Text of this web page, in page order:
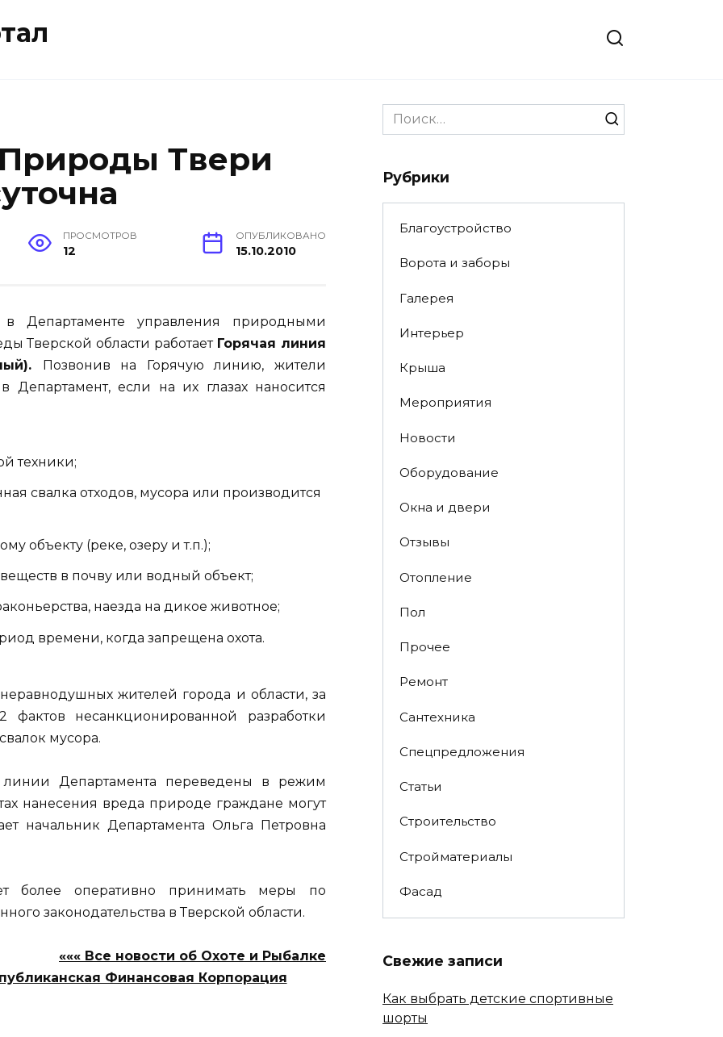
Твери
ПРОСМОТРОВ
12
ОПУБЛИКОВАНО
15.10.2010
Департаменте управления природными
Тверской области работает Горячая линия
Позвонив на Горячую линию, жители
Департамент, если на их глазах наносится
техники;
свалка отходов, мусора или производится
объекту (реке, озеру и т.п.);
в почву или водный объект;
наезда на дикое животное;
времени, когда запрещена охота.
жителей города и области, за
несанкционированной разработки
мусора.
линии Департамента переведены в режим
нанесения вреда природе граждане могут
начальник Департамента Ольга Петровна
более оперативно принимать меры по
законодательства в Тверской области.
««« Все новости об Охоте и Рыбалке
Финансовая Корпорация
Search
for:
Рубрики
Благоустройство
Ворота и заборы
Галерея
Интерьер
Крыша
Мероприятия
Новости
Оборудование
Окна и двери
Отзывы
Отопление
Пол
Прочее
Ремонт
Сантехника
Спецпредложения
Статьи
Строительство
Стройматериалы
Фасад
Свежие записи
Как выбрать детские спортивные
шорты